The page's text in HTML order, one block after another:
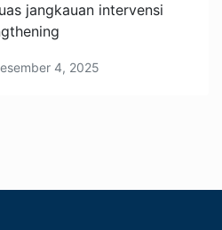
jangkauan intervensi
4, 2025